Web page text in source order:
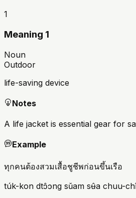
1
Meaning 1
Noun
Outdoor
life-saving device
Notes
A life jacket is essential gear for
Example
ทุกคนต้องสวมเสื้อชูชีพก่อนขึ้นเรือ
túk-kon dtɔ̂ɔng sǔam sʉ̂a chuu-